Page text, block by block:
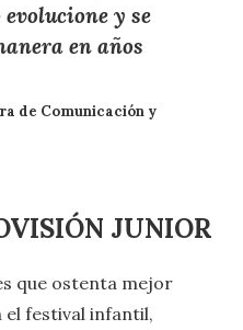
y se
en años
de Comunicación y
JUNIOR
que ostenta mejor
el festival infantil,